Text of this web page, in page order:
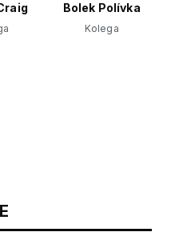
Bolek Polívka
Kolega